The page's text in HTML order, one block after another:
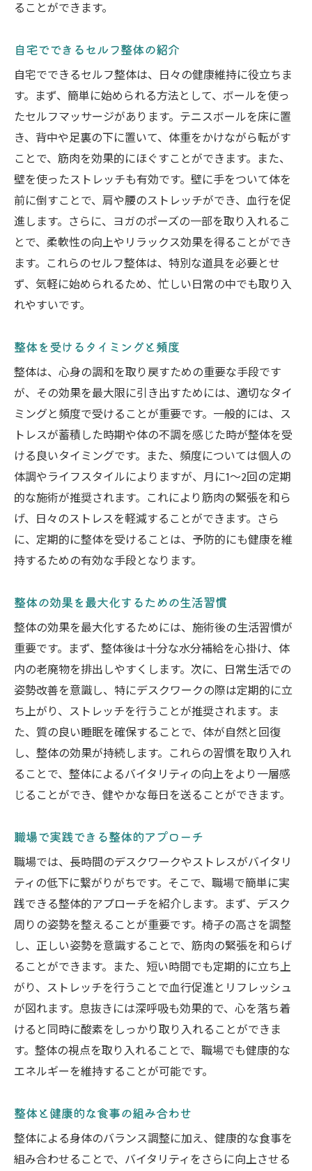
ることができます。
自宅でできるセルフ整体の紹介
自宅でできるセルフ整体は、日々の健康維持に役立ちま
す。まず、簡単に始められる方法として、ボールを使っ
たセルフマッサージがあります。テニスボールを床に置
き、背中や足裏の下に置いて、体重をかけながら転がす
ことで、筋肉を効果的にほぐすことができます。また、
壁を使ったストレッチも有効です。壁に手をついて体を
前に倒すことで、肩や腰のストレッチができ、血行を促
進します。さらに、ヨガのポーズの一部を取り入れるこ
とで、柔軟性の向上やリラックス効果を得ることができ
ます。これらのセルフ整体は、特別な道具を必要とせ
ず、気軽に始められるため、忙しい日常の中でも取り入
れやすいです。
整体を受けるタイミングと頻度
整体は、心身の調和を取り戻すための重要な手段です
が、その効果を最大限に引き出すためには、適切なタイ
ミングと頻度で受けることが重要です。一般的には、ス
トレスが蓄積した時期や体の不調を感じた時が整体を受
ける良いタイミングです。また、頻度については個人の
体調やライフスタイルによりますが、月に1〜2回の定期
的な施術が推奨されます。これにより筋肉の緊張を和ら
げ、日々のストレスを軽減することができます。さら
に、定期的に整体を受けることは、予防的にも健康を維
持するための有効な手段となります。
整体の効果を最大化するための生活習慣
整体の効果を最大化するためには、施術後の生活習慣が
重要です。まず、整体後は十分な水分補給を心掛け、体
内の老廃物を排出しやすくします。次に、日常生活での
姿勢改善を意識し、特にデスクワークの際は定期的に立
ち上がり、ストレッチを行うことが推奨されます。ま
た、質の良い睡眠を確保することで、体が自然と回復
し、整体の効果が持続します。これらの習慣を取り入れ
ることで、整体によるバイタリティの向上をより一層感
じることができ、健やかな毎日を送ることができます。
職場で実践できる整体的アプローチ
職場では、長時間のデスクワークやストレスがバイタリ
ティの低下に繋がりがちです。そこで、職場で簡単に実
践できる整体的アプローチを紹介します。まず、デスク
周りの姿勢を整えることが重要です。椅子の高さを調整
し、正しい姿勢を意識することで、筋肉の緊張を和らげ
ることができます。また、短い時間でも定期的に立ち上
がり、ストレッチを行うことで血行促進とリフレッシュ
が図れます。息抜きには深呼吸も効果的で、心を落ち着
けると同時に酸素をしっかり取り入れることができま
す。整体の視点を取り入れることで、職場でも健康的な
エネルギーを維持することが可能です。
整体と健康的な食事の組み合わせ
整体による身体のバランス調整に加え、健康的な食事を
組み合わせることで、バイタリティをさらに向上させる